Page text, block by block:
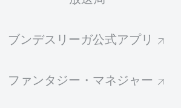
ブンデスリーガ公式アプリ
ファンタジー・マネジャー
1.28